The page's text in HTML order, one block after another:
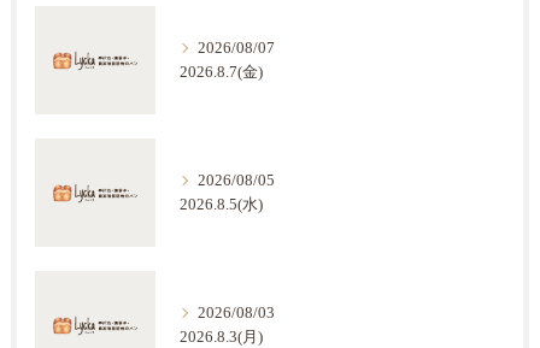
2026/08/07
2026.8.7(金)
2026/08/05
2026.8.5(水)
2026/08/03
2026.8.3(月)